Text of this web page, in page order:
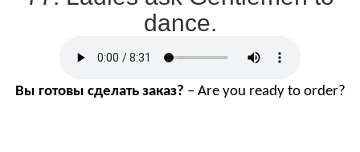
dance.
Вы готовы сделать заказ? – Are you ready to order?